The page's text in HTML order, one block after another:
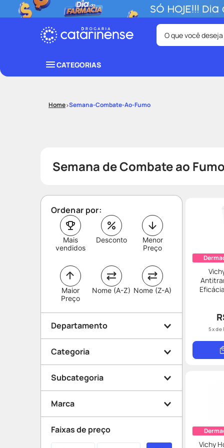
O que você deseja
CATEGORIAS
Semana-Combate-Ao-Fumo
Semana de Combate ao
Ordenar por:
Mais
vendidos
Desconto
Maior
Preço
Menor
Preço
Nome (A-Z) Nome (Z-A)
Departamento
Dermocosméticos
Beleza e Proteção
Categoria
Rosto
Proteção solar
Corpo
Cabelo
Subcategoria
Facial
Anti Idade
Marca
Vichy
Faixas de preço
5x de
Vichy